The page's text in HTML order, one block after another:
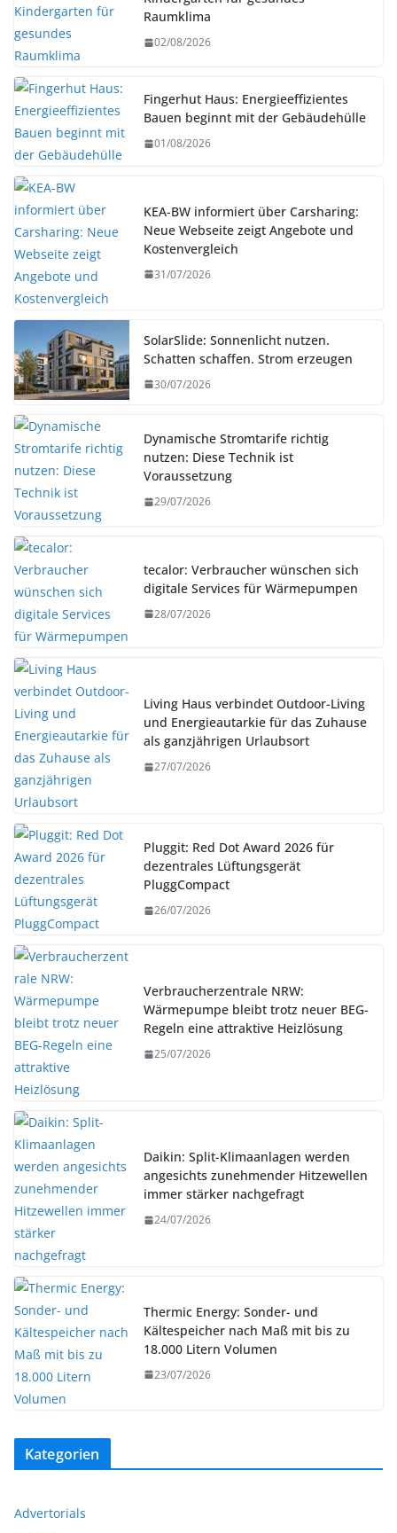
Raumklima
02/08/2026
Fingerhut Haus: Energieeffizientes
Bauen beginnt mit der Gebäudehülle
01/08/2026
KEA-BW informiert über Carsharing:
Neue Webseite zeigt Angebote und
Kostenvergleich
31/07/2026
SolarSlide: Sonnenlicht nutzen.
Schatten schaffen. Strom erzeugen
30/07/2026
Dynamische Stromtarife richtig
nutzen: Diese Technik ist
Voraussetzung
29/07/2026
tecalor: Verbraucher wünschen sich
digitale Services für Wärmepumpen
28/07/2026
Living Haus verbindet Outdoor-Living
und Energieautarkie für das Zuhause
als ganzjährigen Urlaubsort
27/07/2026
Pluggit: Red Dot Award 2026 für
dezentrales Lüftungsgerät
PluggCompact
26/07/2026
Verbraucherzentrale NRW:
Wärmepumpe bleibt trotz neuer BEG-
Regeln eine attraktive Heizlösung
25/07/2026
Daikin: Split-Klimaanlagen werden
angesichts zunehmender Hitzewellen
immer stärker nachgefragt
24/07/2026
Thermic Energy: Sonder- und
Kältespeicher nach Maß mit bis zu
18.000 Litern Volumen
23/07/2026
Kategorien
Advertorials